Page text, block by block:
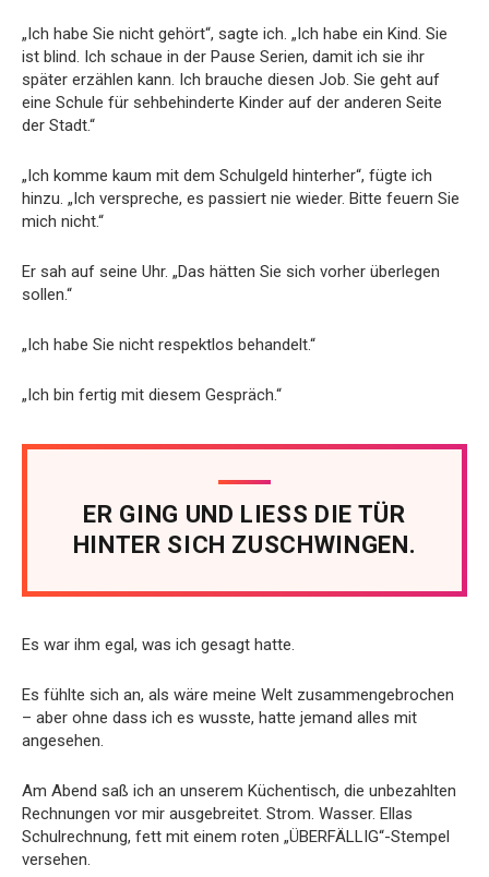
„Ich habe Sie nicht gehört“, sagte ich. „Ich habe ein Kind. Sie
ist blind. Ich schaue in der Pause Serien, damit ich sie ihr
später erzählen kann. Ich brauche diesen Job. Sie geht auf
eine Schule für sehbehinderte Kinder auf der anderen Seite
der Stadt.“
„Ich komme kaum mit dem Schulgeld hinterher“, fügte ich
hinzu. „Ich verspreche, es passiert nie wieder. Bitte feuern Sie
mich nicht.“
Er sah auf seine Uhr. „Das hätten Sie sich vorher überlegen
sollen.“
„Ich habe Sie nicht respektlos behandelt.“
„Ich bin fertig mit diesem Gespräch.“
ER GING UND LIESS DIE TÜR
HINTER SICH ZUSCHWINGEN.
Es war ihm egal, was ich gesagt hatte.
Es fühlte sich an, als wäre meine Welt zusammengebrochen
– aber ohne dass ich es wusste, hatte jemand alles mit
angesehen.
Am Abend saß ich an unserem Küchentisch, die unbezahlten
Rechnungen vor mir ausgebreitet. Strom. Wasser. Ellas
Schulrechnung, fett mit einem roten „ÜBERFÄLLIG“-Stempel
versehen.